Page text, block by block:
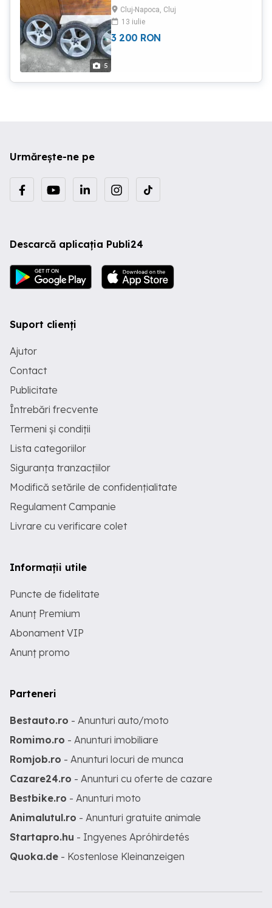
5
Napoca. Nu trimit prin curier, preț fix
3000 lei.
Cluj-Napoca, Cluj
13 iulie
3 200 RON
Urmărește-ne pe
Descarcă aplicația Publi24
Suport clienți
Ajutor
Contact
Publicitate
Întrebări frecvente
Termeni și condiții
Lista categoriilor
Siguranța tranzacțiilor
Modifică setările de confidențialitate
Regulament Campanie
Livrare cu verificare colet
Informații utile
Puncte de fidelitate
Anunț Premium
Abonament VIP
Anunț promo
Parteneri
Bestauto.ro - Anunturi auto/moto
Romimo.ro - Anunturi imobiliare
Romjob.ro - Anunturi locuri de munca
Cazare24.ro - Anunturi cu oferte de cazare
Bestbike.ro - Anunturi moto
Animalutul.ro - Anunturi gratuite animale
Startapro.hu - Ingyenes Apróhirdetés
Quoka.de - Kostenlose Kleinanzeigen